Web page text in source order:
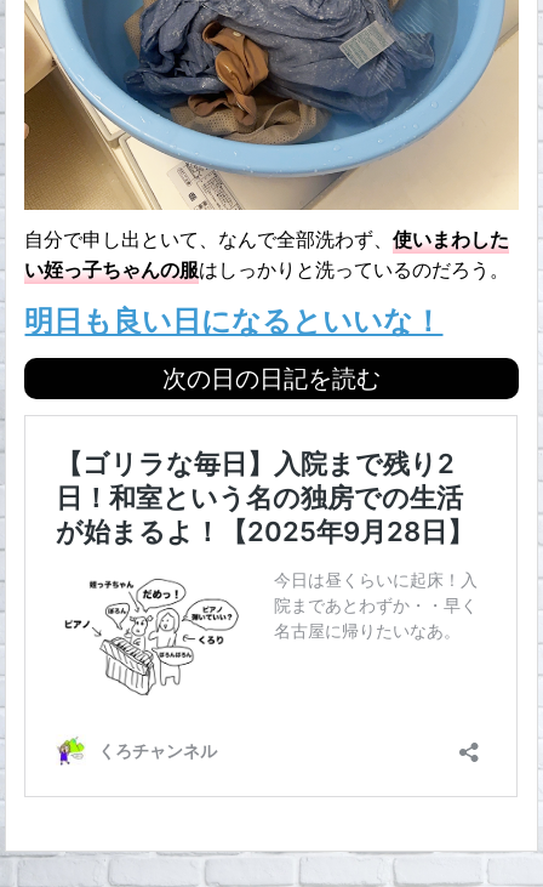
自分で申し出といて、なんで全部洗わず、使いまわした
い姪っ子ちゃんの服はしっかりと洗っているのだろう。
明日も良い日になるといいな！
次の日の日記を読む